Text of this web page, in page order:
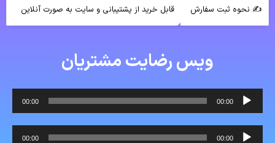
✍️ نحوه ثبت سفارش قابل خرید از پشتیبانی و سایت به صورت آنلاین
ویس رضایت مشتریان
Audio
Player
00:00
00:00
Audio
00:00
00:00